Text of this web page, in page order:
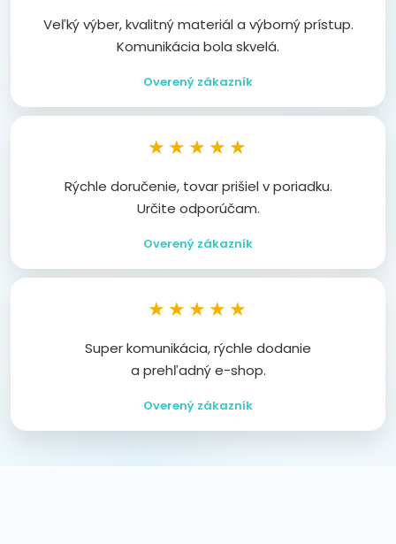
Veľký výber, kvalitný materiál a výborný prístup.
Komunikácia bola skvelá.
Overený zákazník
★★★★★
Rýchle doručenie, tovar prišiel v poriadku.
Určite odporúčam.
Overený zákazník
★★★★★
Super komunikácia, rýchle dodanie
a prehľadný e-shop.
Overený zákazník